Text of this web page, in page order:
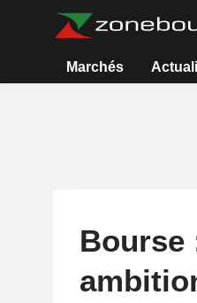
Marchés
Bourse